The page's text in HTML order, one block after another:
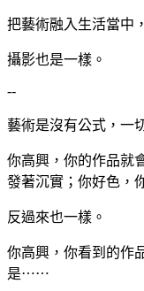
把藝術融 入生活當中
攝影也是一樣。
--
藝術是沒有公式，一
你高興，你的作品就
發著沉實；你好色
反過來也一樣。
你高興，你看到的作
是⋯⋯